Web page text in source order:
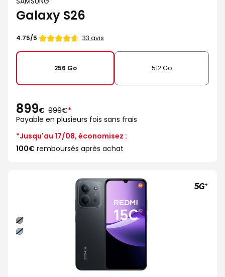
Galaxy S26
Note
4.75/5 33 avis
256 Go 512 Go
899€ au
lieu
de
999€*
Payable en plusieurs fois sans frais
*Jusqu'au 17/08, économisez :
100€ remboursés après achat
Noir
Vert